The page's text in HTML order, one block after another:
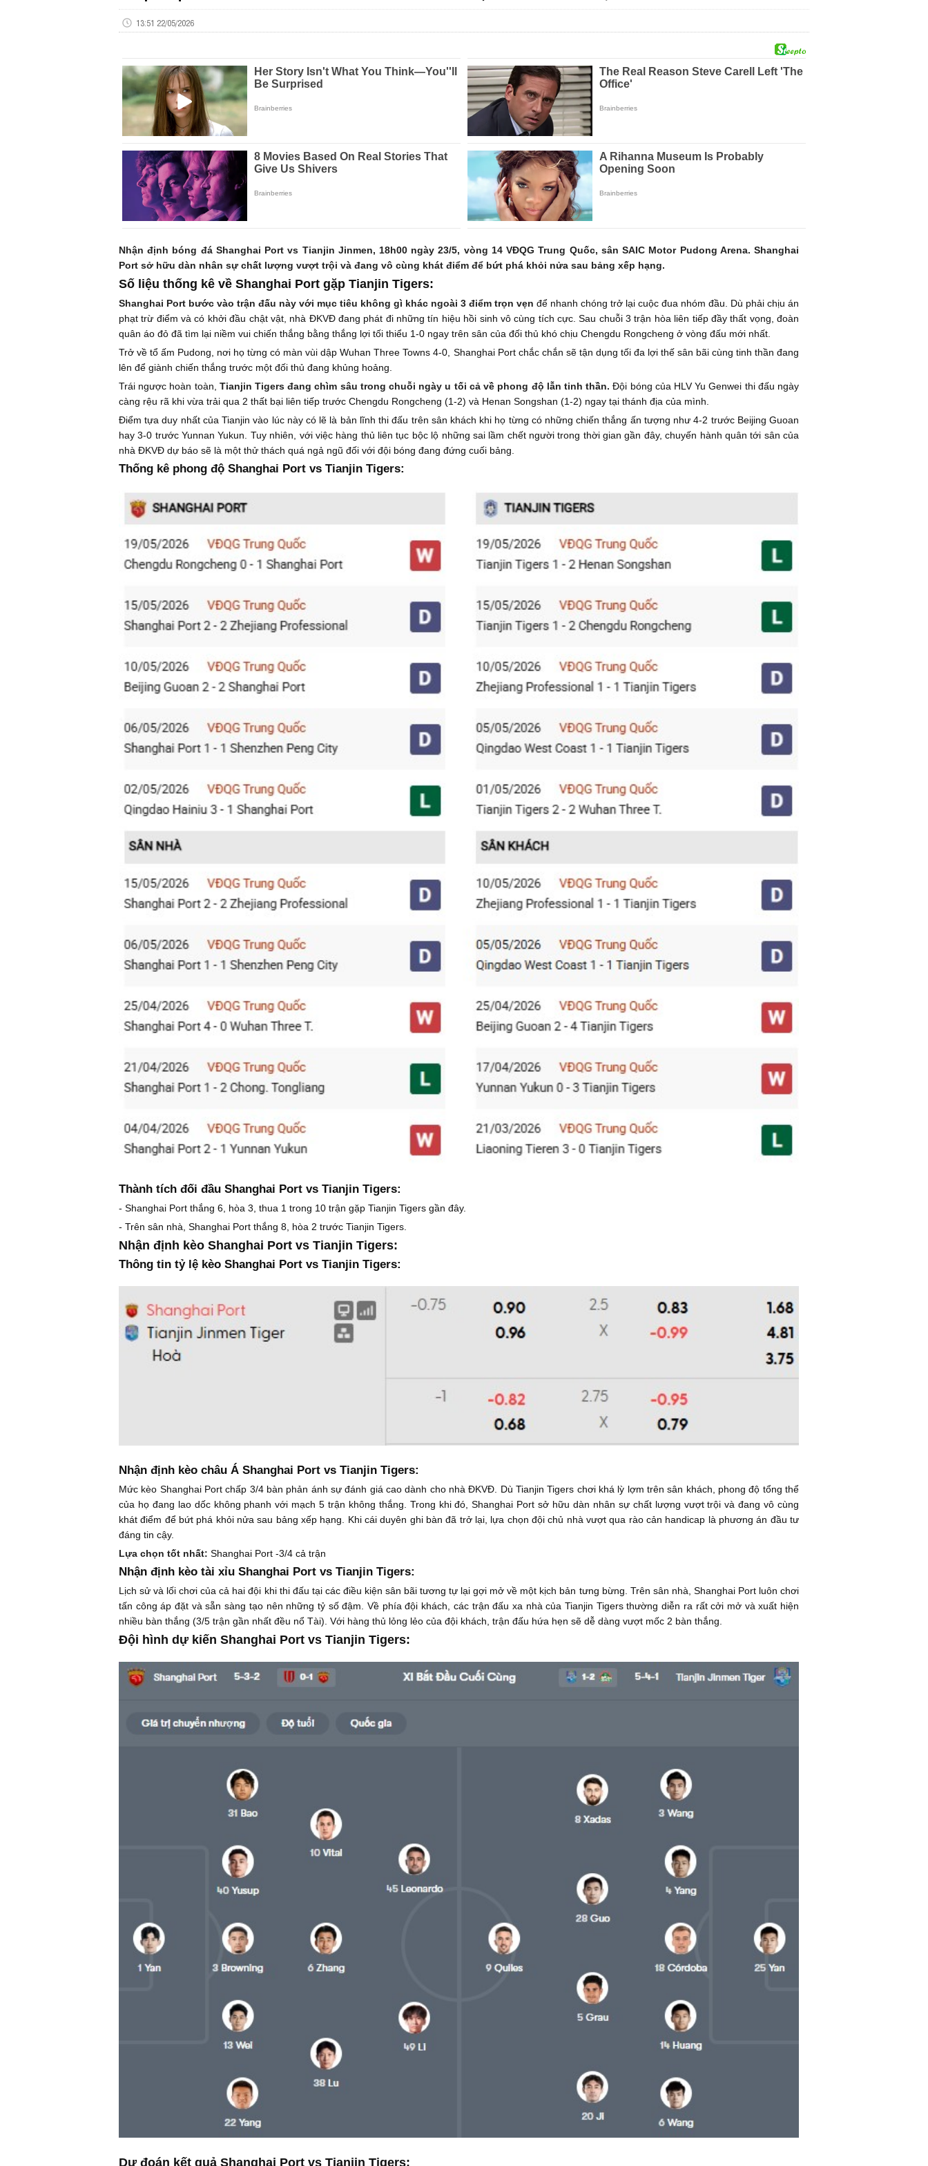
13:51 22/05/2026
Nhận định bóng đá Shanghai Port vs Tianjin Jinmen, 18h00 ngày 23/5, vòng 14 VĐQG Trung Quốc, sân SAIC Motor Pudong Arena. Shanghai
Port sở hữu dàn nhân sự chất lượng vượt trội và đang vô cùng khát điểm để bứt phá khỏi nửa sau bảng xếp hạng.
Số liệu thống kê về Shanghai Port gặp Tianjin Tigers:
Shanghai Port bước vào trận đấu này với mục tiêu không gì khác ngoài 3 điểm trọn vẹn để nhanh chóng trở lại cuộc đua nhóm đầu. Dù phải chịu án
phạt trừ điểm và có khởi đầu chật vật, nhà ĐKVĐ đang phát đi những tín hiệu hồi sinh vô cùng tích cực. Sau chuỗi 3 trận hòa liên tiếp đầy thất vọng, đoàn
quân áo đỏ đã tìm lại niềm vui chiến thắng bằng thắng lợi tối thiểu 1-0 ngay trên sân của đối thủ khó chịu Chengdu Rongcheng ở vòng đấu mới nhất.
Trở về tổ ấm Pudong, nơi họ từng có màn vùi dập Wuhan Three Towns 4-0, Shanghai Port chắc chắn sẽ tận dụng tối đa lợi thế sân bãi cùng tinh thần đang
lên để giành chiến thắng trước một đối thủ đang khủng hoảng.
Trái ngược hoàn toàn, Tianjin Tigers đang chìm sâu trong chuỗi ngày u tối cả về phong độ lẫn tinh thần. Đội bóng của HLV Yu Genwei thi đấu ngày
càng rệu rã khi vừa trải qua 2 thất bại liên tiếp trước Chengdu Rongcheng (1-2) và Henan Songshan (1-2) ngay tại thánh địa của mình.
Điểm tựa duy nhất của Tianjin vào lúc này có lẽ là bản lĩnh thi đấu trên sân khách khi họ từng có những chiến thắng ấn tượng như 4-2 trước Beijing Guoan
hay 3-0 trước Yunnan Yukun. Tuy nhiên, với việc hàng thủ liên tục bộc lộ những sai lầm chết người trong thời gian gần đây, chuyến hành quân tới sân của
nhà ĐKVĐ dự báo sẽ là một thử thách quá ngả ngũ đối với đội bóng đang đứng cuối bảng.
Thống kê phong độ Shanghai Port vs Tianjin Tigers:
Thành tích đối đầu Shanghai Port vs Tianjin Tigers:
- Shanghai Port thắng 6, hòa 3, thua 1 trong 10 trận gặp Tianjin Tigers gần đây.
- Trên sân nhà, Shanghai Port thắng 8, hòa 2 trước Tianjin Tigers.
Nhận định kèo Shanghai Port vs Tianjin Tigers:
Thông tin tỷ lệ kèo Shanghai Port vs Tianjin Tigers:
Nhận định kèo châu Á Shanghai Port vs Tianjin Tigers:
Mức kèo Shanghai Port chấp 3/4 bàn phản ánh sự đánh giá cao dành cho nhà ĐKVĐ. Dù Tianjin Tigers chơi khá lỳ lợm trên sân khách, phong độ tổng thể
của họ đang lao dốc không phanh với mạch 5 trận không thắng. Trong khi đó, Shanghai Port sở hữu dàn nhân sự chất lượng vượt trội và đang vô cùng
khát điểm để bứt phá khỏi nửa sau bảng xếp hạng. Khi cái duyên ghi bàn đã trở lại, lựa chọn đội chủ nhà vượt qua rào cản handicap là phương án đầu tư
đáng tin cậy.
Lựa chọn tốt nhất: Shanghai Port -3/4 cả trận
Nhận định kèo tài xỉu Shanghai Port vs Tianjin Tigers:
Lịch sử và lối chơi của cả hai đội khi thi đấu tại các điều kiện sân bãi tương tự lại gợi mở về một kịch bản tưng bừng. Trên sân nhà, Shanghai Port luôn chơi
tấn công áp đặt và sẵn sàng tạo nên những tỷ số đậm. Về phía đội khách, các trận đấu xa nhà của Tianjin Tigers thường diễn ra rất cởi mở và xuất hiện
nhiều bàn thắng (3/5 trận gần nhất đều nổ Tài). Với hàng thủ lỏng lẻo của đội khách, trận đấu hứa hẹn sẽ dễ dàng vượt mốc 2 bàn thắng.
Đội hình dự kiến Shanghai Port vs Tianjin Tigers:
Dự đoán kết quả Shanghai Port vs Tianjin Tigers: